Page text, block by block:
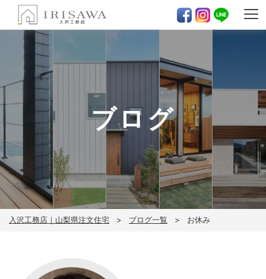
ブログ
入沢工務店｜山梨県注文住宅 ブログ一覧 お休み